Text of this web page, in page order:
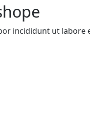
incididunt ut labore